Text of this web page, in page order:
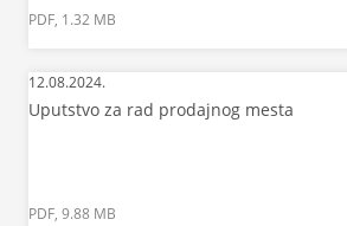
PDF, 1.32 MB
12.08.2024.
Uputstvo za rad prodajnog mesta
PDF, 9.88 MB